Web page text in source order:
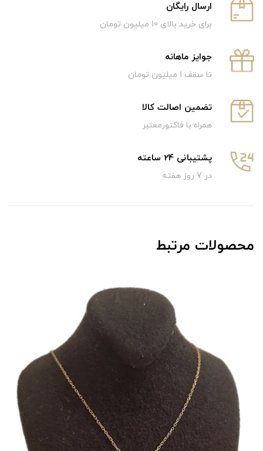
ارسال رایگان
برای خرید بالای 10 میلیون تومان
جوایز ماهانه
تا سقف 1 میلیون تومان
تضمین اصالت کالا
همراه با فاکتورمعتبر
پشتیبانی 24 ساعته
در 7 روز هفته
محصولات مرتبط